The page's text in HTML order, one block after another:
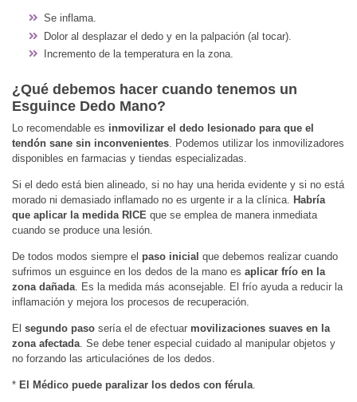
Se inflama.
Dolor al desplazar el dedo y en la palpación (al tocar).
Incremento de la temperatura en la zona.
¿Qué debemos hacer cuando tenemos un
Esguince Dedo Mano?
Lo recomendable es inmovilizar el dedo lesionado para que el
tendón sane sin inconvenientes . Podemos utilizar los inmovilizadores
disponibles en farmacias y tiendas especializadas.
Si el dedo está bien alineado, si no hay una herida evidente y si no está
morado ni demasiado inflamado no es urgente ir a la clínica.
Habría
que aplicar la medida RICE que se emplea de manera inmediata
cuando se produce una lesión.
De todos modos siempre el paso inicial que debemos realizar cuando
sufrimos un esguince en los dedos de la mano es aplicar frío en la
zona dañada . Es la medida más aconsejable. El frío ayuda a reducir la
inflamación y mejora los procesos de recuperación.
El segundo paso sería el de efectuar movilizaciones suaves en la
zona afectada . Se debe tener especial cuidado al manipular objetos y
no forzando las articulaciónes de los dedos.
* El Médico puede paralizar los dedos con férula